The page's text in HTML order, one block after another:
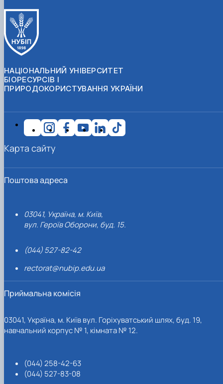
НАЦІОНАЛЬНИЙ УНІВЕРСИТЕТ
БІОРЕСУРСІВ І
ПРИРОДОКОРИСТУВАННЯ УКРАЇНИ
Поштова адреса
03041, Україна, м. Київ,
вул. Героїв Оборони, буд. 15.
(044) 527-82-42
rectorat@nubip.edu.ua
Приймальна комісія
03041, Україна, м. Київ вул. Горіхуватський шлях, буд. 19,
навчальний корпус № 1, кімната № 12.
(044) 258-42-63
(044) 527-83-08
Карта сайту